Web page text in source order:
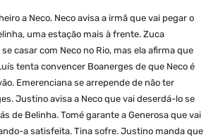
a Neco. Neco avisa a irmã que vai pegar o
uma estação mais à frente. Zuca
casar com Neco no Rio, mas ela afirma que
tenta convencer Boanerges de que Neco é
Emerenciana se arrepende de não ter
Justino avisa a Neco que vai deserdá-lo se
de Belinha. Tomé garante a Generosa que vai
a satisfeita. Tina sofre. Justino manda que